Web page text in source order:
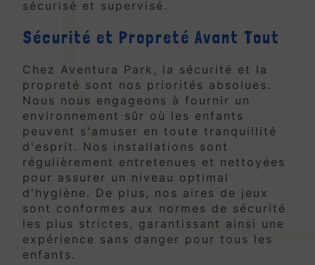
sécurisé et supervisé.
Sécurité et Propreté Avant Tout
Chez Aventura Park, la sécurité et la
propreté sont nos priorités absolues.
Nous nous engageons à fournir un
environnement sûr où les enfants
peuvent s'amuser en toute tranquillité
d'esprit. Nos installations sont
régulièrement entretenues et nettoyées
pour assurer un niveau optimal
d'hygiène. De plus, nos aires de jeux
sont conformes aux normes de sécurité
les plus strictes, garantissant ainsi une
expérience sans danger pour tous les
enfants.